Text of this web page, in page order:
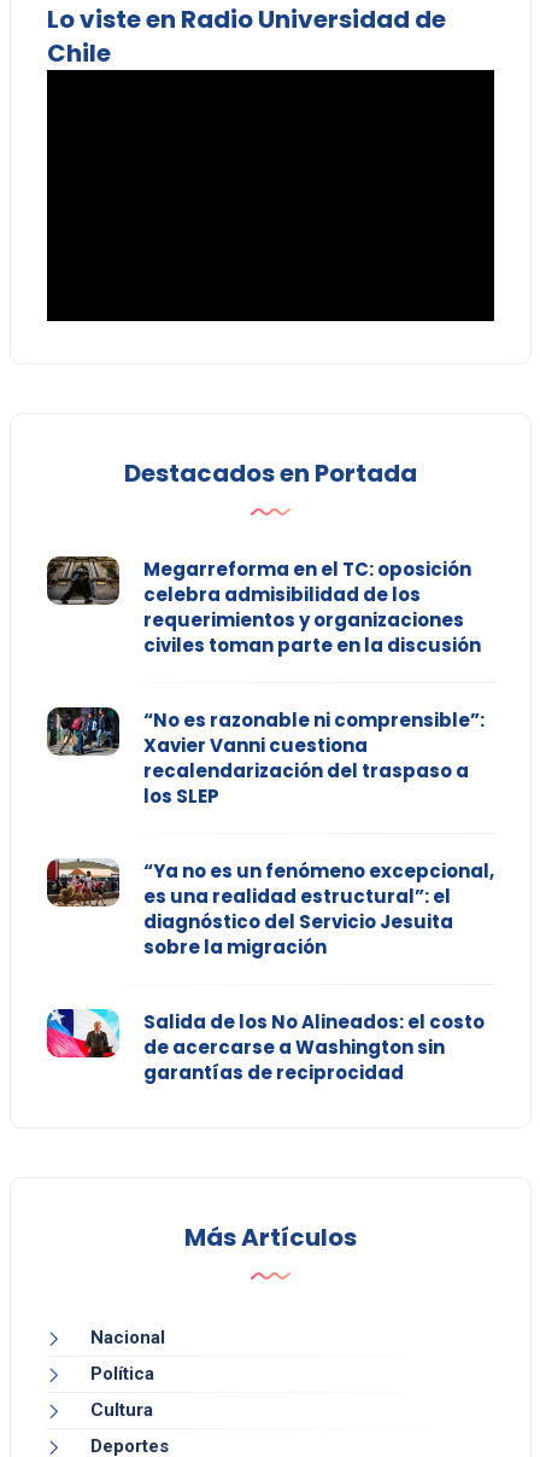
Lo viste en Radio Universidad de
Chile
Destacados en Portada
Megarreforma en el TC: oposición
celebra admisibilidad de los
requerimientos y organizaciones
civiles toman parte en la discusión
“No es razonable ni comprensible”:
Xavier Vanni cuestiona
recalendarización del traspaso a
los SLEP
“Ya no es un fenómeno excepcional,
es una realidad estructural”: el
diagnóstico del Servicio Jesuita
sobre la migración
Salida de los No Alineados: el costo
de acercarse a Washington sin
garantías de reciprocidad
Más Artículos
Nacional
Política
Cultura
Deportes